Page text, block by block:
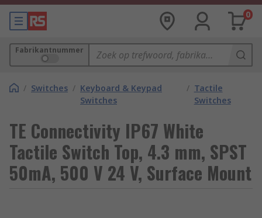
0
Fabrikantnummer
/ Switches / Keyboard & Keypad
Switches
/ Tactile
Switches
TE Connectivity IP67 White
Tactile Switch Top, 4.3 mm, SPST
50mA, 500 V 24 V, Surface Mount